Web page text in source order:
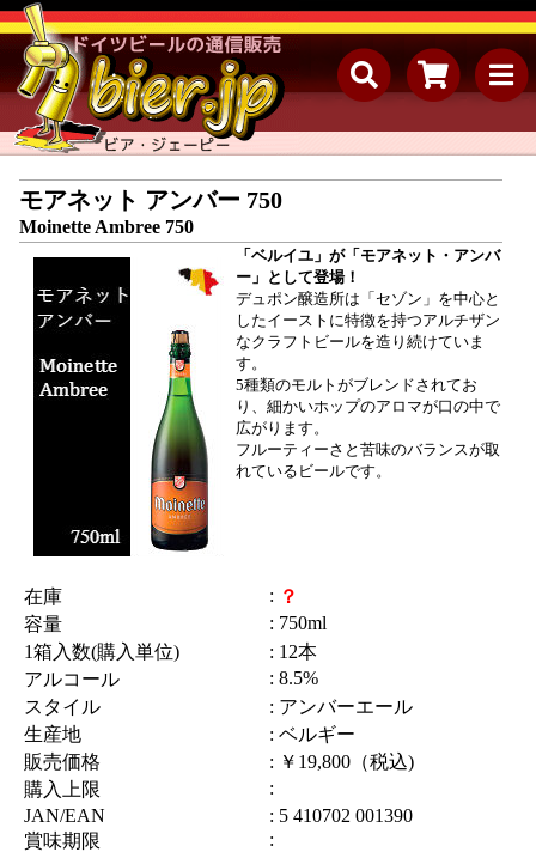
モアネット アンバー 750
Moinette Ambree 750
「ベルイユ」が「モアネット・アンバ
ー」として登場！
デュポン醸造所は「セゾン」を中心と
したイーストに特徴を持つアルチザン
なクラフトビールを造り続けていま
す。
5種類のモルトがブレンドされてお
り、細かいホップのアロマが口の中で
広がります。
フルーティーさと苦味のバランスが取
れているビールです。
在庫 : ？
容量
: 750ml
1箱入数(購入単位)
: 12本
アルコール
: 8.5%
スタイル
: アンバーエール
生産地
: ベルギー
販売価格
: ￥19,800（税込)
購入上限
:
JAN/EAN
: 5 410702 001390
賞味期限
: